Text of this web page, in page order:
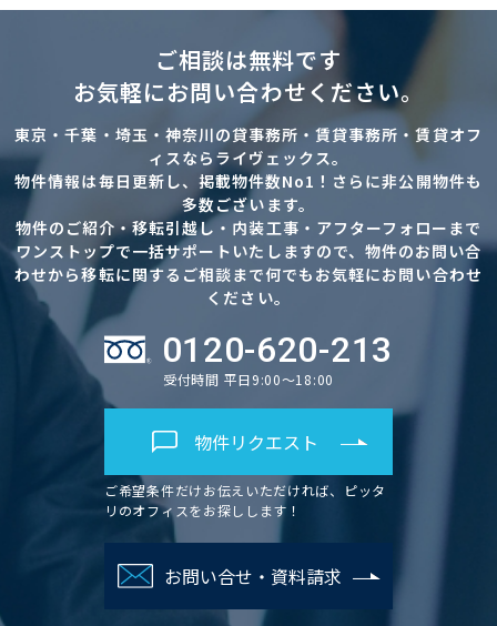
ご相談は無料です
お気軽にお問い合わせください。
東京・千葉・埼玉・神奈川の貸事務所・賃貸事務所・賃貸オフ
ィスならライヴェックス。
物件情報は毎日更新し、掲載物件数No1！さらに非公開物件も
多数ございます。
物件のご紹介・移転引越し・内装工事・アフターフォローまで
ワンストップで一括サポートいたしますので、物件のお問い合
わせから移転に関するご相談まで何でもお気軽にお問い合わせ
ください。
0120-620-213
受付時間 平日9:00～18:00
物件リクエスト
ご希望条件だけお伝えいただければ、ピッタ
リのオフィスをお探しします！
お問い合せ・資料請求